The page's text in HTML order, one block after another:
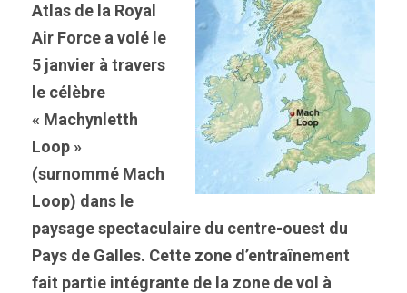
Atlas de la Royal
Air Force a volé le
5 janvier à travers
le célèbre
« Machynletth
Loop »
(surnommé Mach
Loop) dans le
paysage spectaculaire du centre-ouest du
Pays de Galles. Cette zone d’entraînement
fait partie intégrante de la zone de vol à